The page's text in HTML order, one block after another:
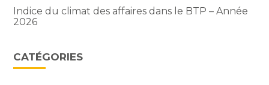
Indice du climat des affaires dans le BTP – Année
2026
CATÉGORIES